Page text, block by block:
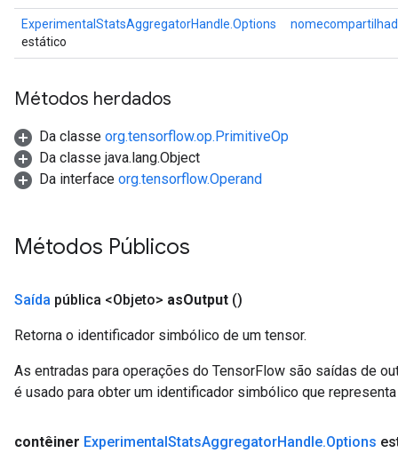
ExperimentalStatsAggregatorHandle.Options
estático
Métodos herdados
Da classe org.tensorflow.op.PrimitiveOp
Da classe java.lang.Object
Da interface org.tensorflow.Operand
Métodos Públicos
Saída pública <Objeto> asOutput ()
Retorna o identificador simbólico de um tensor.
As entradas para operações do TensorFlow são saídas de
é usado para obter um identificador simbólico que
contêiner ExperimentalStatsAggregatorHandle.Options